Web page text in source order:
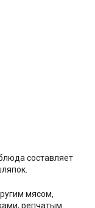
составляет
мясом,
репчатым